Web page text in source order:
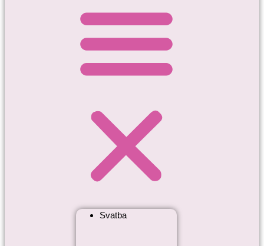
Svatba